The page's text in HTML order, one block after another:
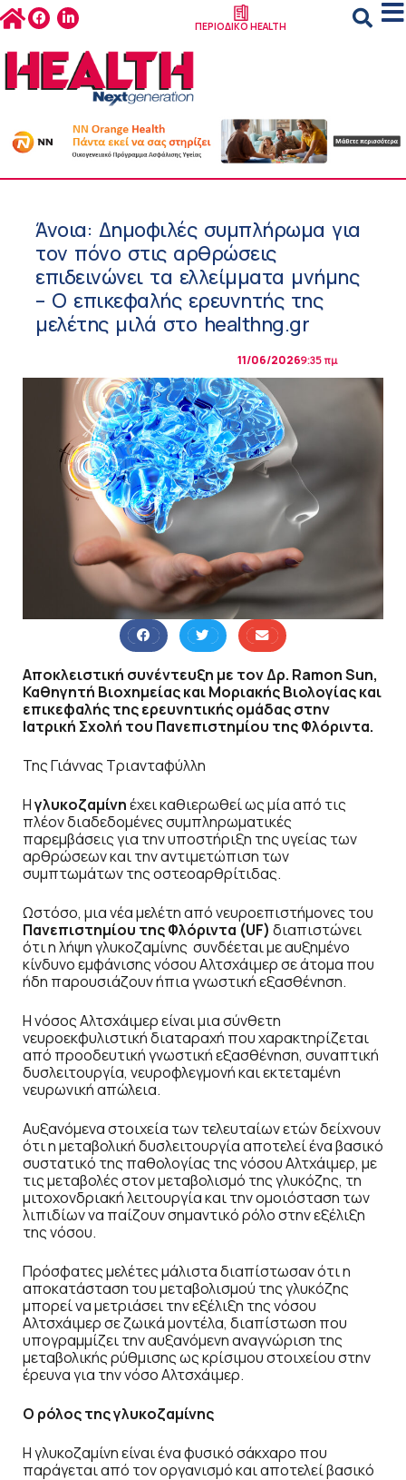
ΠΕΡΙΟΔΙΚΟ HEALTH
Άνοια: Δημοφιλές συμπλήρωμα για
τον πόνο στις αρθρώσεις
επιδεινώνει τα ελλείμματα μνήμης
– Ο επικεφαλής ερευνητής της
μελέτης μιλά στο healthng.gr
11/06/20269:35 πμ
Αποκλειστική συνέντευξη με τον Δρ. Ramon Sun,
Καθηγητή Βιοχημείας και Μοριακής Βιολογίας και
επικεφαλής της ερευνητικής ομάδας στην
Ιατρική Σχολή του Πανεπιστημίου της Φλόριντα.
Της Γιάννας Τριανταφύλλη
Ηγλυκοζαμίνηέχει καθιερωθεί ως μία από τις
πλέον διαδεδομένες συμπληρωματικές
παρεμβάσεις για την υποστήριξη της υγείας των
αρθρώσεων και την αντιμετώπιση των
συμπτωμάτων της οστεοαρθρίτιδας.
Ωστόσο, μια νέα μελέτη από νευροεπιστήμονες του
Πανεπιστημίου της Φλόριντα (UF) διαπιστώνει
ότι η λήψη γλυκοζαμίνης συνδέεται με αυξημένο
κίνδυνο εμφάνισης νόσου Αλτσχάιμερ σε άτομα που
ήδη παρουσιάζουν ήπια γνωστική εξασθένηση.
Η νόσος Αλτσχάιμερ είναι μια σύνθετη
νευροεκφυλιστική διαταραχή που χαρακτηρίζεται
από προοδευτική γνωστική εξασθένηση, συναπτική
δυσλειτουργία, νευροφλεγμονή και εκτεταμένη
νευρωνική απώλεια.
Αυξανόμενα στοιχεία των τελευταίων ετών δείχνουν
ότι η μεταβολική δυσλειτουργία αποτελεί ένα βασικό
συστατικό της παθολογίας της νόσου Αλτχάιμερ, με
τις μεταβολές στον μεταβολισμό της γλυκόζης, τη
μιτοχονδριακή λειτουργία και την ομοιόσταση των
λιπιδίων να παίζουν σημαντικό ρόλο στην εξέλιξη
της νόσου.
Πρόσφατες μελέτες μάλιστα διαπίστωσαν ότι η
αποκατάσταση του μεταβολισμού της γλυκόζης
μπορεί να μετριάσει την εξέλιξη της νόσου
Αλτσχάιμερ σε ζωικά μοντέλα, διαπίστωση που
υπογραμμίζει την αυξανόμενη αναγνώριση της
μεταβολικής ρύθμισης ως κρίσιμου στοιχείου στην
έρευνα για την νόσο Αλτσχάιμερ.
Ο ρόλος της γλυκοζαμίνης
Η γλυκοζαμίνη είναι ένα φυσικό σάκχαρο που
παράγεται από τον οργανισμό και αποτελεί βασικό